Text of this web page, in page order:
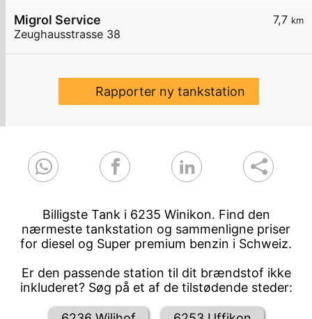
7,7 km
Migrol Service
Zeughausstrasse 38
Rapporter ny tankstation
Billigste Tank i 6235 Winikon. Find den
nærmeste tankstation og sammenligne priser
for diesel og Super premium benzin i Schweiz.
Er den passende station til dit brændstof ikke
inkluderet? Søg på et af de tilstødende steder: